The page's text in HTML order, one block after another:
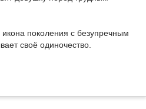
поколения с безупречным
своё одиночество.